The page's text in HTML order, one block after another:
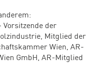
der
Mitglied der
Wien, AR-
GmbH, AR-Mitglied